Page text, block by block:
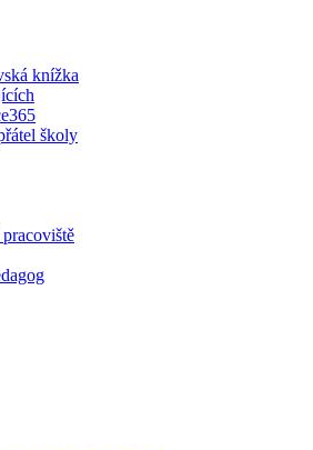
knížka
školy